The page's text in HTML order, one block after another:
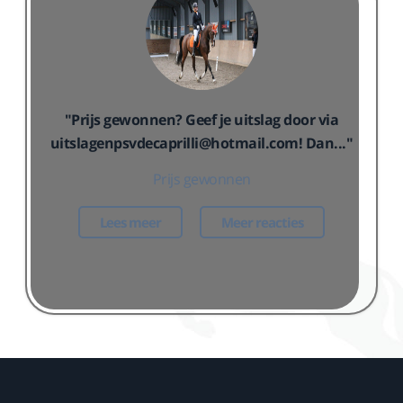
"Prijs gewonnen? Geef je uitslag door via
uitslagenpsvdecaprilli@hotmail.com! Dan..."
Prijs gewonnen
Lees meer Meer reacties